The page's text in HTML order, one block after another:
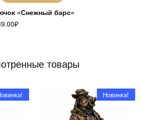
«Снежный барс»
₽
товары
Новинка!